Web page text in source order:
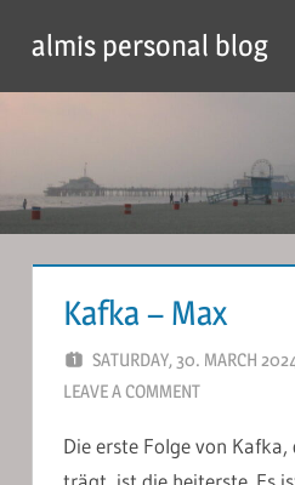
content
almis personal blog
Kafka – Max
SATURDAY, 30. MARCH
LEAVE A COMMENT
Die erste Folge von Kafka,